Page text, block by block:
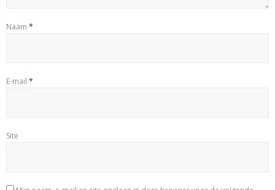
Naam *
E-mail *
Site